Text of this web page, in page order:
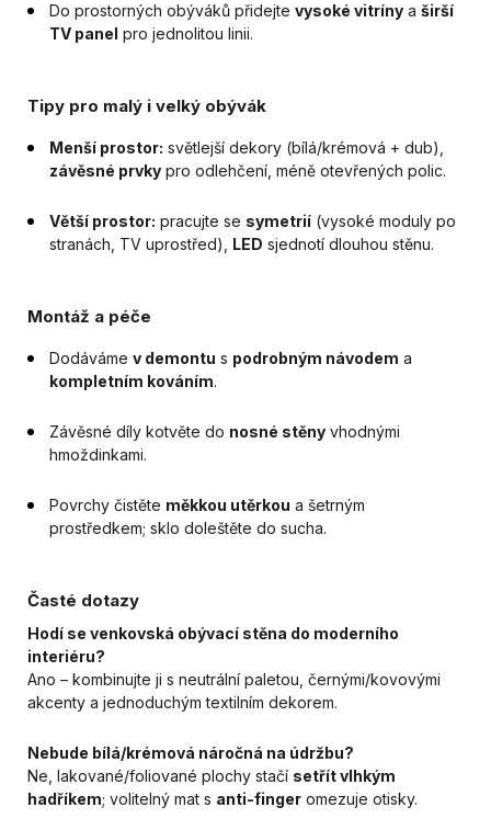
Do prostorných obýváků přidejte vysoké vitríny a širší
TV panel pro jednolitou linii.
Tipy pro malý i velký obývák
Menší prostor: světlejší dekory (bílá/krémová + dub),
závěsné prvky pro odlehčení, méně otevřených polic.
Větší prostor: pracujte se symetrií (vysoké moduly po
stranách, TV uprostřed), LED sjednotí dlouhou stěnu.
Montáž a péče
Dodáváme v demontu s podrobným návodem a
kompletním kováním.
Závěsné díly kotvěte do nosné stěny vhodnými
hmoždinkami.
Povrchy čistěte měkkou utěrkou a šetrným
prostředkem; sklo doleštěte do sucha.
Časté dotazy
Hodí se venkovská obývací stěna do moderního
interiéru?
Ano – kombinujte ji s neutrální paletou, černými/kovovými
akcenty a jednoduchým textilním dekorem.
Nebude bílá/krémová náročná na údržbu?
Ne, lakované/foliované plochy stačí setřít vlhkým
hadříkem; volitelný mat s anti-finger omezuje otisky.